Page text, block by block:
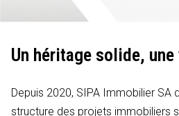
Un héritage solide,
Depuis 2020, SIPA Immobilier SA
structure des projets immobiliers